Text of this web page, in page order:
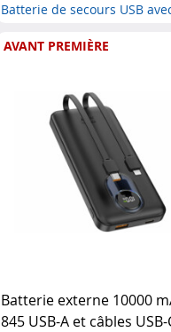
Batterie de secours USB
AVANT PREMIÈRE
Batterie externe 10000
845 USB-A et câbles USB-